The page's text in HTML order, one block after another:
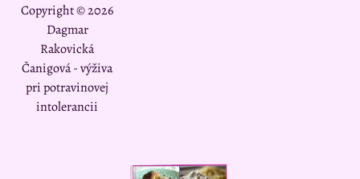
Copyright © 2026
Dagmar
Rakovická
Čanigová - výživa
pri potravinovej
intolerancii